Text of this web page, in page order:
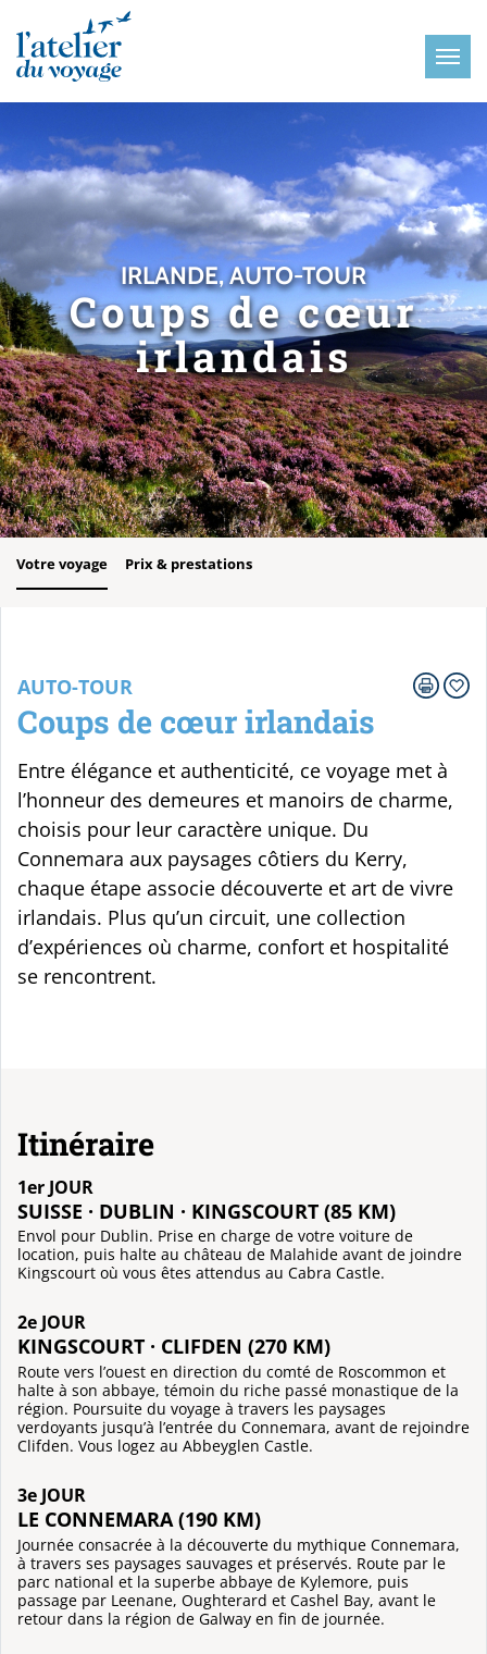
IRLANDE, AUTO-TOUR
Coups de cœur
irlandais
Votre voyage Prix & prestations
AUTO-TOUR
Coups de cœur irlandais
Entre élégance et authenticité, ce voyage met à
l’honneur des demeures et manoirs de charme,
choisis pour leur caractère unique. Du
Connemara aux paysages côtiers du Kerry,
chaque étape associe découverte et art de vivre
irlandais. Plus qu’un circuit, une collection
d’expériences où charme, confort et hospitalité
se rencontrent.
Itinéraire
1er JOUR
SUISSE · DUBLIN · KINGSCOURT (85 KM)
Envol pour Dublin. Prise en charge de votre voiture de
location, puis halte au château de Malahide avant de joindre
Kingscourt où vous êtes attendus au Cabra Castle.
2e JOUR
KINGSCOURT · CLIFDEN (270 KM)
Route vers l’ouest en direction du comté de Roscommon et
halte à son abbaye, témoin du riche passé monastique de la
région. Poursuite du voyage à travers les paysages
verdoyants jusqu’à l’entrée du Connemara, avant de rejoindre
Clifden. Vous logez au Abbeyglen Castle.
3e JOUR
LE CONNEMARA (190 KM)
Journée consacrée à la découverte du mythique Connemara,
à travers ses paysages sauvages et préservés. Route par le
parc national et la superbe abbaye de Kylemore, puis
passage par Leenane, Oughterard et Cashel Bay, avant le
retour dans la région de Galway en fin de journée.
Panneau de gestion des cookies